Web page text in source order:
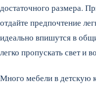
достаточного размера.
отдайте предпочтение
идеально впишутся в
легко пропускать свет и
Много мебели в детскую